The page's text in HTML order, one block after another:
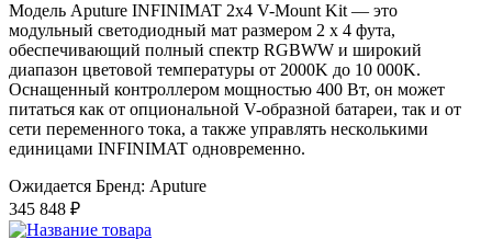
Модель Aputure INFINIMAT 2x4 V-Mount Kit — это
модульный светодиодный мат размером 2 x 4 фута,
обеспечивающий полный спектр RGBWW и широкий
диапазон цветовой температуры от 2000K до 10 000K.
Оснащенный контроллером мощностью 400 Вт, он может
питаться как от опциональной V-образной батареи, так и от
сети переменного тока, а также управлять несколькими
единицами INFINIMAT одновременно.
Ожидается Бренд: Aputure
345 848 ₽